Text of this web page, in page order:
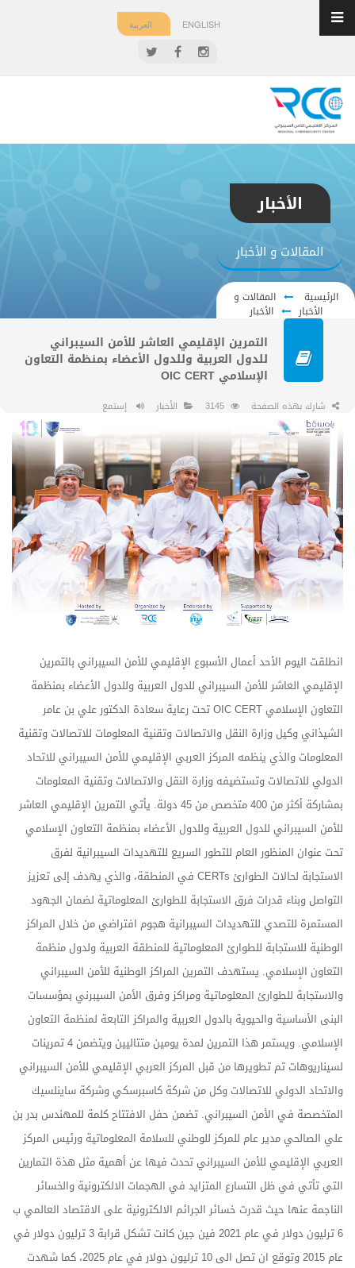
ENGLISH العربية
الأخبار
المقالات و الأخبار
الرئيسية
المقالات و
الأخبار
الأخبار
التمرين الإقليمي العاشر للأمن السيبراني
للدول العربية وللدول الأعضاء بمنظمة التعاون
الإسلامي OIC CERT
شارك بهذه الصفحة 3145 الأخبار إستمع
انطلقت اليوم الأحد أعمال الأسبوع الإقليمي للأمن السيبراني بالتمرين
الإقليمي العاشر للأمن السيبراني للدول العربية وللدول الأعضاء بمنظمة
التعاون الإسلامي OIC CERT تحت رعاية سعادة الدكتور علي بن عامر
الشيذاني وكيل وزارة النقل والاتصالات وتقنية المعلومات للاتصالات وتقنية
المعلومات والذي ينظمه المركز العربي الإقليمي للأمن السيبراني للاتحاد
الدولي للاتصالات وتستضيفه وزارة النقل والاتصالات وتقنية المعلومات
بمشاركة أكثر من 400 متخصص من 45 دولة. يأتي التمرين الإقليمي العاشر
للأمن السيبراني للدول العربية وللدول الأعضاء بمنظمة التعاون الإسلامي
تحت عنوان المنظور العام للتطور السريع للتهديدات السيبرانية لفرق
الاستجابة لحالات الطوارئ CERTs في المنطقة، والذي يهدف إلى تعزيز
التواصل وبناء قدرات فرق الاستجابة للطوارئ المعلوماتية لضمان الجهود
المستمرة للتصدي للتهديدات السيبرانية هجوم افتراضي من خلال المراكز
الوطنية للاستجابة للطوارئ المعلوماتية للمنطقة العربية ولدول منظمة
التعاون الإسلامي. يستهدف التمرين المراكز الوطنية للأمن السيبراني
والاستجابة للطوارئ المعلوماتية ومراكز وفرق الأمن السيبرني بمؤسسات
البنى الأساسية والحيوية بالدول العربية والمراكز التابعة لمنظمة التعاون
الإسلامي. ويستمر هذا التمرين لمدة يومين متتاليين ويتضمن 4 تمرينات
لسيناريوهات تم تطويرها من قبل المركز العربي الإقليمي للأمن السيبراني
والاتحاد الدولي للاتصالات وكل من شركة كاسبرسكي وشركة ساينلسيك
المتخصصة في الأمن السيبراني. تضمن حفل الافتتاح كلمة للمهندس بدر بن
علي الصالحي مدير عام للمركز للوطني للسلامة المعلوماتية ورئيس المركز
العربي الإقليمي للأمن السيبراني تحدث فيها عن أهمية مثل هذة التمارين
التي تأتي في ظل التسارع المتزايد في الهجمات الالكترونية والخسائر
الناجمة عنها حيث قدرت خسائر الجرائم الالكترونية على الاقتصاد العالمي ب
6 ترليون دولار في عام 2021 فين جين كانت تشكل قرابة 3 ترليون دولار في
عام 2015 وتوقع ان تصل الى 10 ترليون دولار في عام 2025، كما شهدت